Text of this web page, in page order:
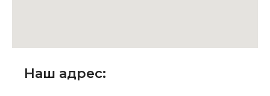
Наш адрес: